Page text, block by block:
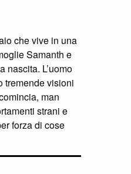
che vive in una
Samanth e
nascita. L’uomo
tremende visioni
man
strani e
forza di cose